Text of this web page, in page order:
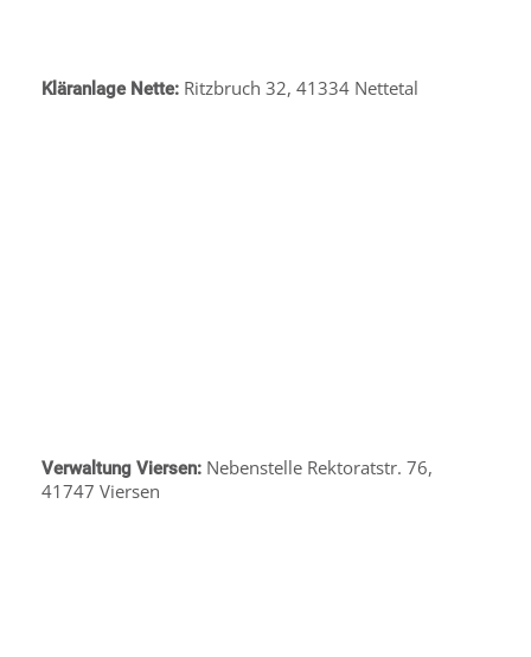
Kläranlage Nette: Ritzbruch 32, 41334 Nettetal
Verwaltung Viersen: Nebenstelle Rektoratstr. 76,
41747 Viersen